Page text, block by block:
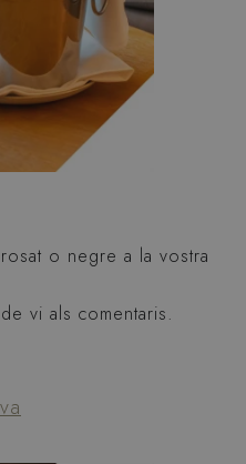
o negre a la vostra
vi als comentaris.